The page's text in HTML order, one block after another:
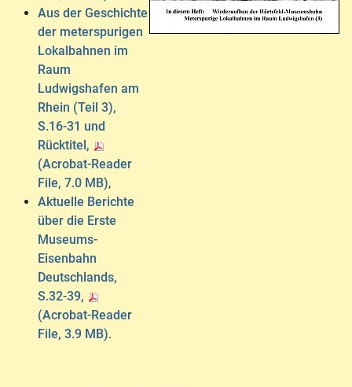
Aus der Geschichte
der meterspurigen
Lokalbahnen im
Raum
Ludwigshafen am
Rhein (Teil 3),
S.16-31 und
Rücktitel,
(Acrobat-Reader
File, 7.0 MB),
Aktuelle Berichte
über die Erste
Museums-
Eisenbahn
Deutschlands,
S.32-39,
(Acrobat-Reader
File, 3.9 MB).